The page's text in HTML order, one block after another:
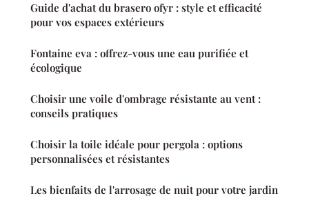
Guide d'achat du brasero ofyr : style et efficacité
pour vos espaces extérieurs
Fontaine eva : offrez-vous une eau purifiée et
écologique
Choisir une voile d'ombrage résistante au vent :
conseils pratiques
Choisir la toile idéale pour pergola : options
personnalisées et résistantes
Les bienfaits de l'arrosage de nuit pour votre jardin